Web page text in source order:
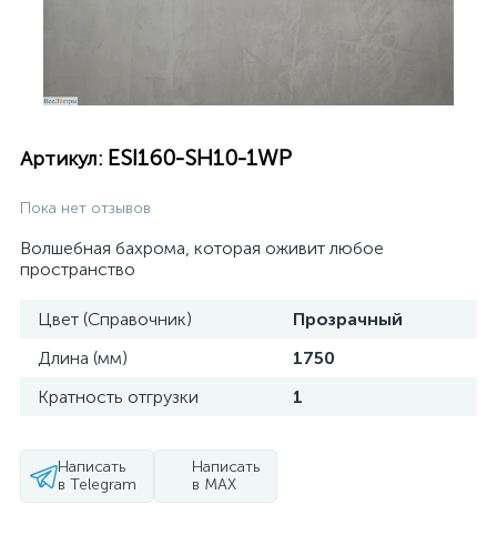
Артикул: ESI160-SH10-1WP
Пока нет отзывов
Волшебная бахрома, которая оживит любое
пространство
Цвет (Справочник)
Прозрачный
Длина (мм)
1750
Кратность отгрузки
1
Написать
в Telegram
Написать
в MAX